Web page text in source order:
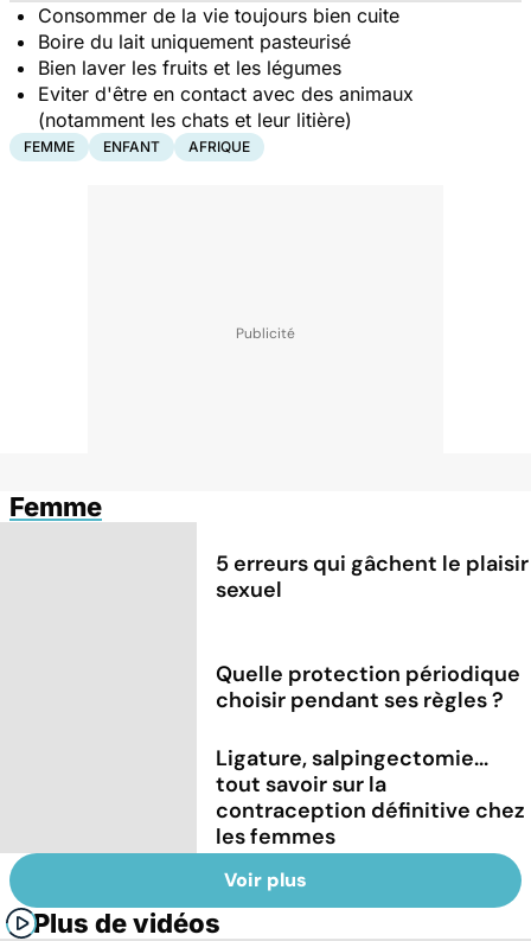
Consommer de la vie toujours bien cuite
Boire du lait uniquement pasteurisé
Bien laver les fruits et les légumes
Eviter d'être en contact avec des animaux
(notamment les chats et leur litière)
FEMME ENFANT AFRIQUE
Femme
5 erreurs qui gâchent le plaisir
sexuel
Quelle protection périodique
choisir pendant ses règles ?
Ligature, salpingectomie...
tout savoir sur la
contraception définitive chez
les femmes
Voir plus
Plus de vidéos